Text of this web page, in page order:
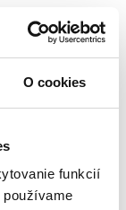
O cookies
funkcií